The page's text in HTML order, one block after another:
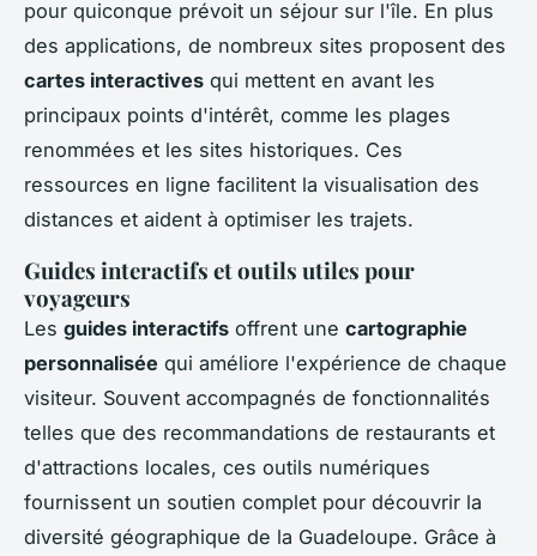
pour quiconque prévoit un séjour sur l'île. En plus
des applications, de nombreux sites proposent des
cartes interactives qui mettent en avant les
principaux points d'intérêt, comme les plages
renommées et les sites historiques. Ces
ressources en ligne facilitent la visualisation des
distances et aident à optimiser les trajets.
Guides interactifs et outils utiles pour
voyageurs
Les guides interactifs offrent une cartographie
personnalisée qui améliore l'expérience de chaque
visiteur. Souvent accompagnés de fonctionnalités
telles que des recommandations de restaurants et
d'attractions locales, ces outils numériques
fournissent un soutien complet pour découvrir la
diversité géographique de la Guadeloupe. Grâce à